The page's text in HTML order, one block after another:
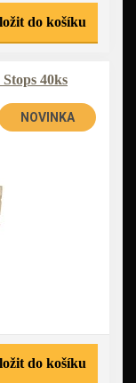
do košíku
40ks
NOVINKA
do košíku